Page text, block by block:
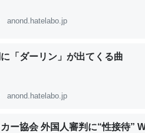
「淡水はカルシウムも酸素も不足し
って面白い。海にいる鋏角類（カブ
anond.hatelabo.jp
「ダーリン」が出てくる曲
anond.hatelabo.jp
ー協会 外国人審判に“性接待”